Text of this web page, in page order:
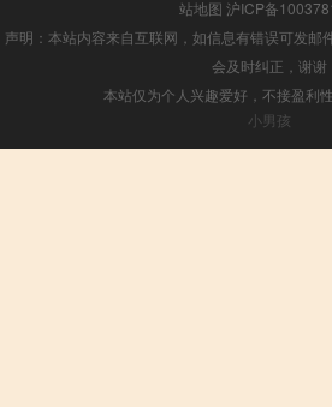
站地图 沪ICP备
声明：本站内容来自互联网，如信息有错误可发邮
会及时纠正，谢谢
本站仅为个人兴趣爱好，不接盈利
小男孩